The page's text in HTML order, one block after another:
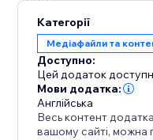
Категорії
Медіафайли та
Доступно:
Цей додаток
Мови додатка:
Англійська
Весь контент
вашому сайті, можна